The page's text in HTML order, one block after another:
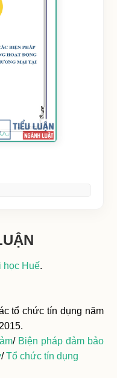
học Huế.
tổ chức tín dụng năm
/ Biện pháp đảm bảo
/Tổ chức tín dụng